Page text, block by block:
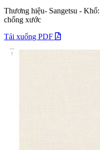
Thương hiệu- Sangetsu -
chống xước
Tải xuống PDF